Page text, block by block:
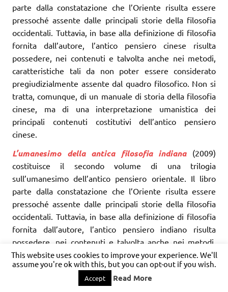
parte dalla constatazione che l’Oriente risulta essere
pressoché assente dalle principali storie della filosofia
occidentali. Tuttavia, in base alla definizione di filosofia
fornita dall’autore, l’antico pensiero cinese risulta
possedere, nei contenuti e talvolta anche nei metodi,
caratteristiche tali da non poter essere considerato
pregiudizialmente assente dal quadro filosofico. Non si
tratta, comunque, di un manuale di storia della filosofia
cinese, ma di una interpretazione umanistica dei
principali contenuti costitutivi dell’antico pensiero
cinese.
L’umanesimo della antica filosofia indiana
(2009)
costituisce il secondo volume di una trilogia
sull’umanesimo dell’antico pensiero orientale. Il libro
parte dalla constatazione che l’Oriente risulta essere
pressoché assente dalle principali storie della filosofia
occidentali. Tuttavia, in base alla definizione di filosofia
fornita dall’autore, l’antico pensiero indiano risulta
possedere, nei contenuti e talvolta anche nei metodi,
caratteristiche tali da non poter essere considerato
pregiudizialmente assente dal quadro filosofico. Non si
tratta, comunque, di un manuale di storia della filosofia
This website uses cookies to improve your experience. We'll
assume you're ok with this, but you can opt-out if you wish.
Accept Read More